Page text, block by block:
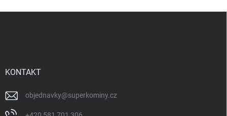
KONTAKT
objednavky@superkominy.cz